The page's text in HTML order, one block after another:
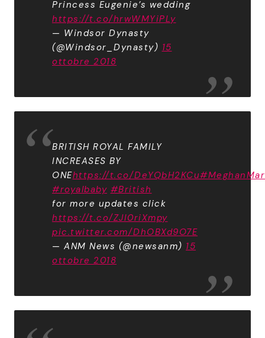
Princess Eugenie’s wedding
https://t.co/hrwWMYiPLy
— Windsor Dynasty
(@Windsor_Dynasty) 15
ottobre 2018
BRITISH ROYAL FAMILY
INCREASES BY
ONEhttps://t.co/DeYQbH2KCu
#royalbaby #British
for more updates click
https://t.co/ZJI0riXmpy
pic.twitter.com/DhOBXd9O7E
— ANM News (@newsanm) 15
ottobre 2018